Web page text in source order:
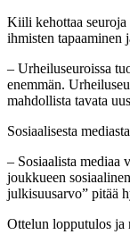
Kiili kehottaa seuroja
ihmisten tapaaminen
– Urheiluseuroissa
enemmän.
mahdollista tavata
Sosiaalisesta
– Sosiaalista mediaa
joukkueen
julkisuusarvo” pitää
Ottelun lopputulos ja